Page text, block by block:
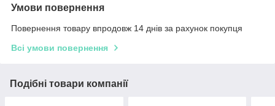
Умови повернення
Повернення товару впродовж 14 днів за рахунок покупця
Всі умови повернення
Подібні товари компанії